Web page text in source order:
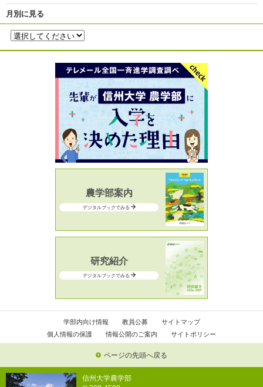
月別に見る
農学部案内
デジタルブックでみる
研究紹介
デジタルブックでみる
学部内向け情報 教員公募
サイトマップ
個人情報の保護
情報公開のご案内 サイトポリシー
ページの先頭へ戻る
信州大学農学部